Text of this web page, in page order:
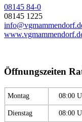
08145 84-0
08145 1225
Öffnungszeiten
Montag 08:00
Dienstag 08:00